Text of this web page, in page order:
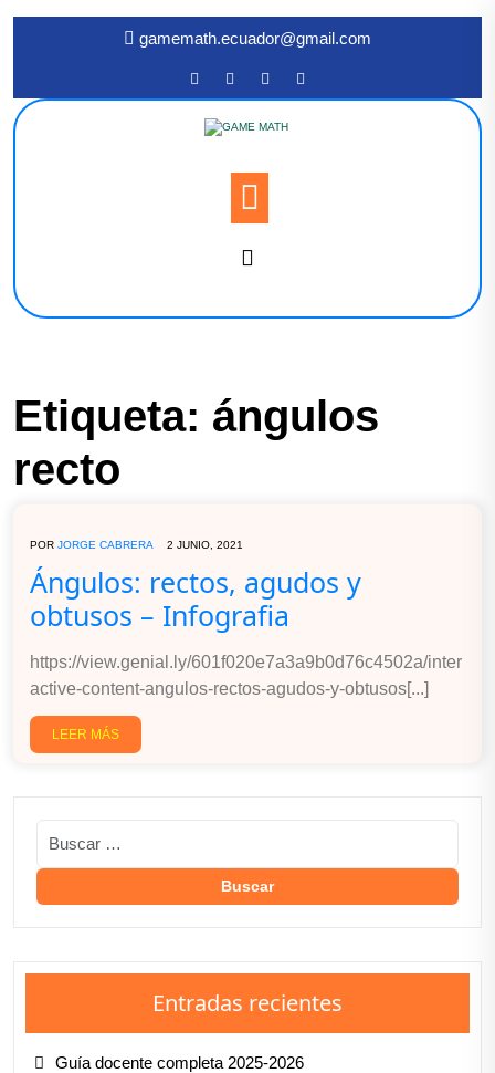
gamemath.ecuador@gmail.com
Etiqueta: ángulos
recto
POR JORGE CABRERA 2 JUNIO, 2021
Ángulos: rectos, agudos y
obtusos – Infografia
https://view.genial.ly/601f020e7a3a9b0d76c4502a/inter
active-content-angulos-rectos-agudos-y-obtusos[...]
LEER MÁS
Entradas recientes
Guía docente completa 2025-2026